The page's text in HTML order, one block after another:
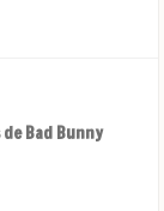
Bad Bunny